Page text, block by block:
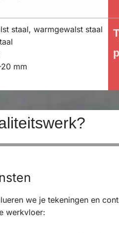
staal, warmgewalst staal
mm
we je tekeningen en
werkvloer: